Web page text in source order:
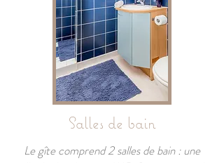
Salles de bain
Le gîte comprend 2 salles de bain : une